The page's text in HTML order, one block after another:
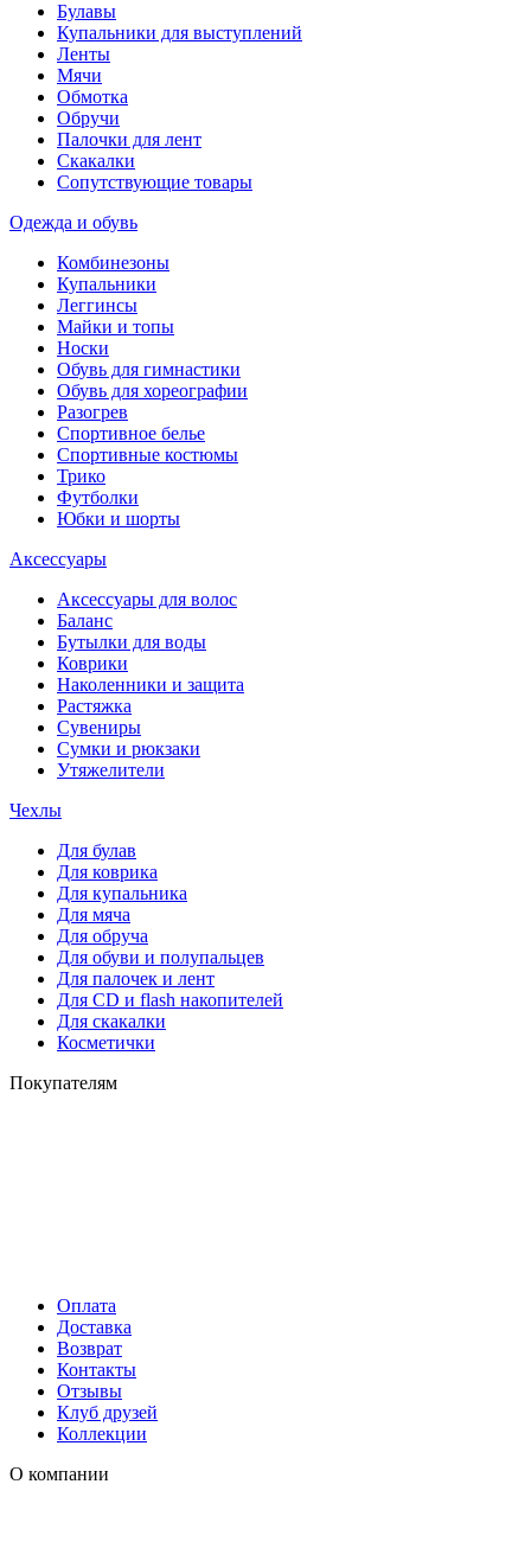
Булавы
Купальники для выступлений
Ленты
Мячи
Обмотка
Обручи
Палочки для лент
Скакалки
Сопутствующие товары
Одежда и обувь
Комбинезоны
Купальники
Леггинсы
Майки и топы
Носки
Обувь для гимнастики
Обувь для хореографии
Разогрев
Спортивное белье
Спортивные костюмы
Трико
Футболки
Юбки и шорты
Аксессуары
Аксессуары для волос
Баланс
Бутылки для воды
Коврики
Наколенники и защита
Растяжка
Сувениры
Сумки и рюкзаки
Утяжелители
Чехлы
Для булав
Для коврика
Для купальника
Для мяча
Для обруча
Для обуви и полупальцев
Для палочек и лент
Для СD и flash накопителей
Для скакалки
Косметички
Покупателям
Оплата
Доставка
Возврат
Контакты
Отзывы
Клуб друзей
Коллекции
О компании